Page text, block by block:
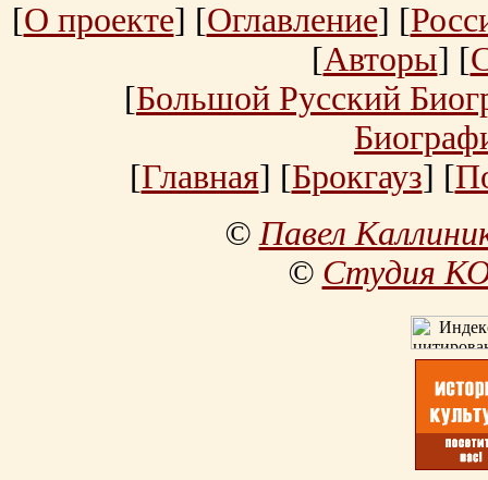
[О проекте] [Оглавление] [
[Авторы] [
[Большой Русский
[Главная] [Брокгауз] [
©Павел
© Студия